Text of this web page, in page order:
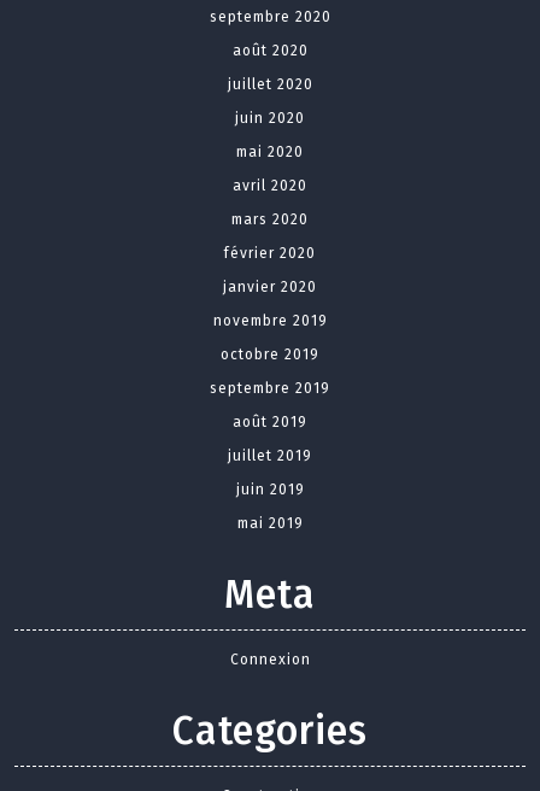
septembre 2020
août 2020
juillet 2020
juin 2020
mai 2020
avril 2020
mars 2020
février 2020
janvier 2020
novembre 2019
octobre 2019
septembre 2019
août 2019
juillet 2019
juin 2019
mai 2019
Meta
Connexion
Categories